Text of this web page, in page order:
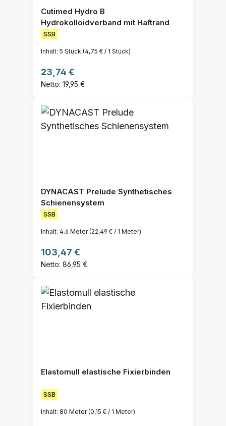
Cutimed Hydro B
Hydrokolloidverband mit Haftrand
SSB
Inhalt: 5 Stück (4,75 € / 1 Stück)
Regulärer Preis:
23,74 €
Netto: 19,95 €
DYNACAST Prelude Synthetisches
Schienensystem
SSB
Inhalt: 4.6 Meter(22,49 € / 1 Meter)
Regulärer Preis:
103,47 €
Netto: 86,95 €
Elastomull elastische Fixierbinden
SSB
Inhalt: 80 Meter(0,15 € / 1 Meter)